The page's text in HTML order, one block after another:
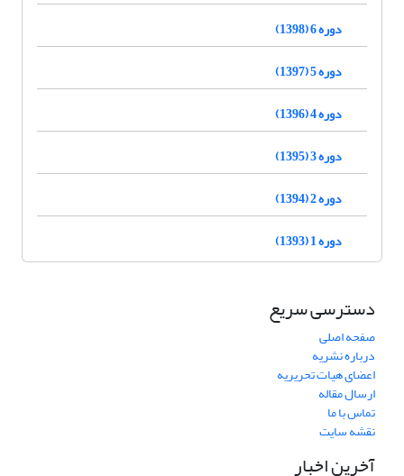
دوره 6 (1398)
دوره 5 (1397)
دوره 4 (1396)
دوره 3 (1395)
دوره 2 (1394)
دوره 1 (1393)
دسترسی سریع
صفحه اصلی
درباره نشریه
اعضای هیات تحریریه
ارسال مقاله
تماس با ما
نقشه سایت
آخرین اخبار